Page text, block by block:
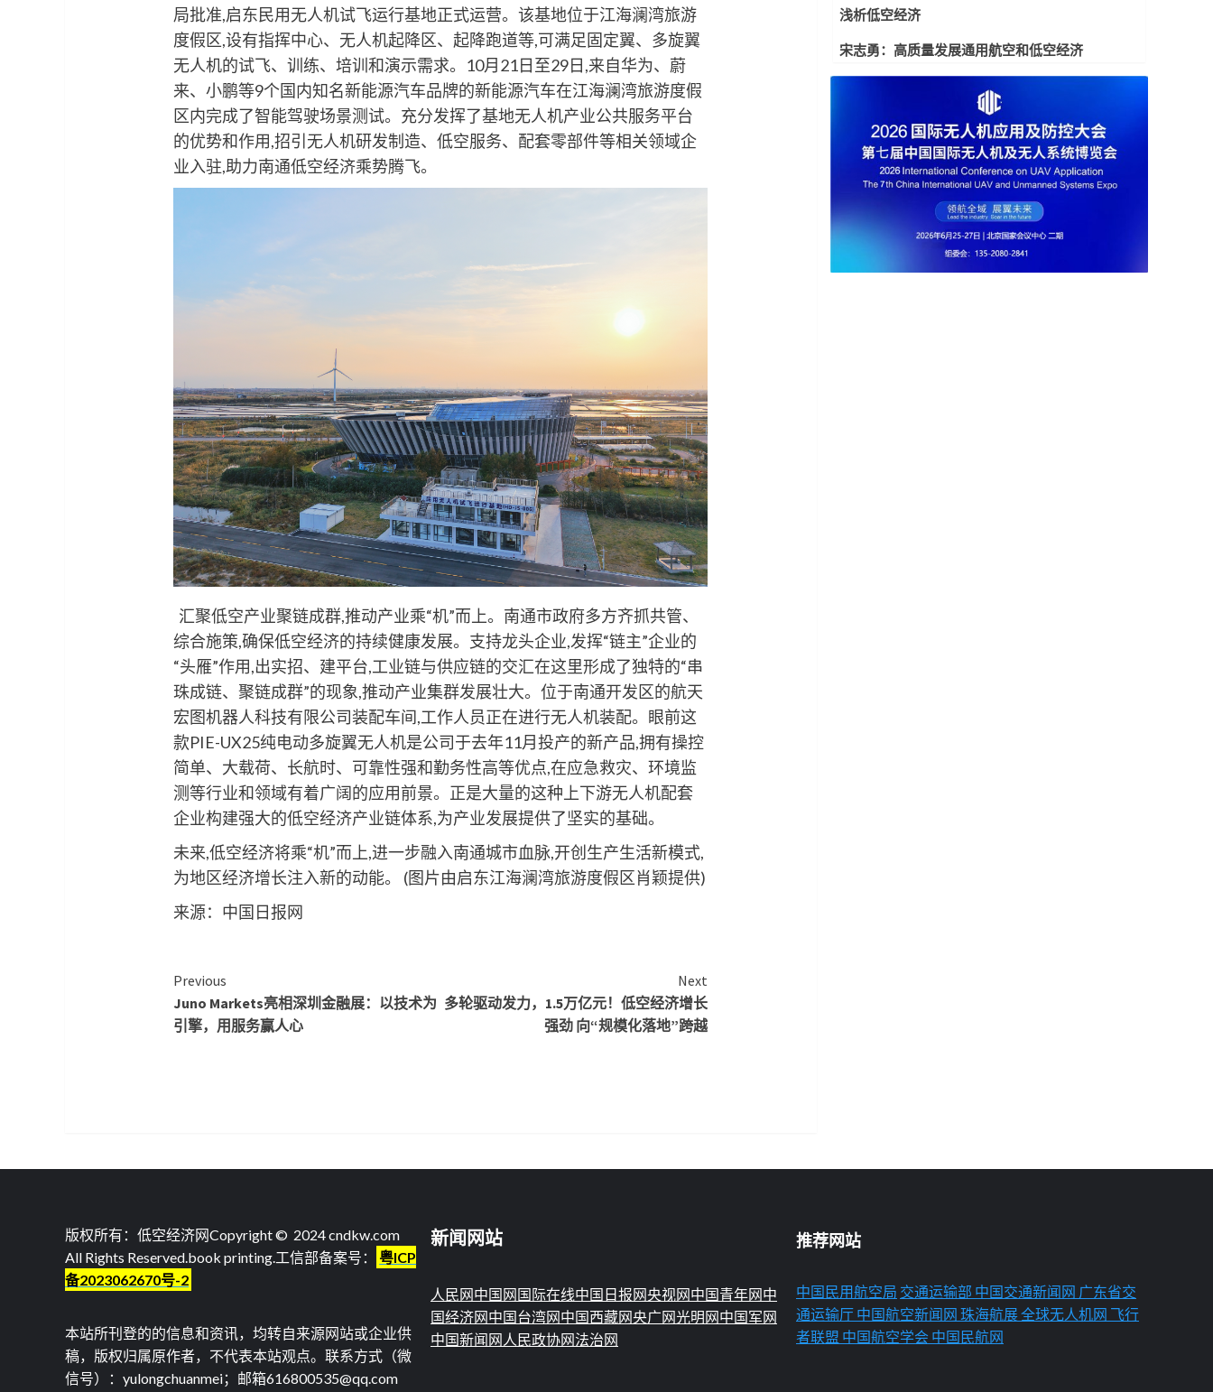
局批准,启东民用无人机试飞运行基地正式运营。该基地位于江海澜湾旅游
度假区,设有指挥中心、无人机起降区、起降跑道等,可满足固定翼、多旋翼
无人机的试飞、训练、培训和演示需求。10月21日至29日,来自华为、蔚
来、小鹏等9个国内知名新能源汽车品牌的新能源汽车在江海澜湾旅游度假
区内完成了智能驾驶场景测试。充分发挥了基地无人机产业公共服务平台
的优势和作用,招引无人机研发制造、低空服务、配套零部件等相关领域企
业入驻,助力南通低空经济乘势腾飞。
汇聚低空产业聚链成群,推动产业乘“机”而上。南通市政府多方齐抓共管、
综合施策,确保低空经济的持续健康发展。支持龙头企业,发挥“链主”企业的
“头雁”作用,出实招、建平台,工业链与供应链的交汇在这里形成了独特的“串
珠成链、聚链成群”的现象,推动产业集群发展壮大。位于南通开发区的航天
宏图机器人科技有限公司装配车间,工作人员正在进行无人机装配。眼前这
款PIE-UX25纯电动多旋翼无人机是公司于去年11月投产的新产品,拥有操控
简单、大载荷、长航时、可靠性强和勤务性高等优点,在应急救灾、环境监
测等行业和领域有着广阔的应用前景。正是大量的这种上下游无人机配套
企业构建强大的低空经济产业链体系,为产业发展提供了坚实的基础。
未来,低空经济将乘“机”而上,进一步融入南通城市血脉,开创生产生活新模式,
为地区经济增长注入新的动能。 (图片由启东江海澜湾旅游度假区肖颖提供)
来源：中国日报网
Continue
Reading
Previous
Juno Markets亮相深圳金融展：以技术为
引擎，用服务赢人心
Next
多轮驱动发力，1.5万亿元！低空经济增长
强劲 向“规模化落地”跨越
浅析低空经济
宋志勇：高质量发展通用航空和低空经济
版权所有：低空经济网Copyright © 2024 cndkw.com
All Rights Reserved.book printing.工信部备案号：
粤ICP
备2023062670号-2
本站所刊登的的信息和资讯，均转自来源网站或企业供
稿，版权归属原作者，不代表本站观点。联系方式（微
信号）：yulongchuanmei；邮箱616800535@qq.com
新闻网站
人民网中国网 国际在线中国日报网央视网中国青年网中
国经济网中国台湾网中国西藏网央广网光明网中国军网
中国新闻网 人民政协网法治网
推荐网站
中国民用航空局 交通运输部 中国交通新闻网 广东省交
通运输厅 中国航空新闻网 珠海航展全球无人机网 飞行
者联盟 中国航空学会 中国民航网